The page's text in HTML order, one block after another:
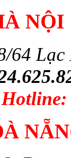
NỘI
64
Hotline: